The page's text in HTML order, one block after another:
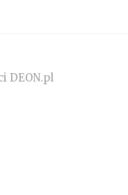
DEON.pl